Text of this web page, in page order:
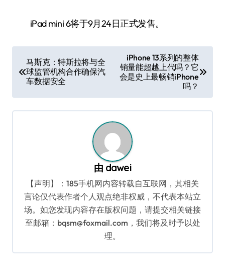
iPad mini 6将于9月24日正式发售。
章
马斯克：特斯拉将与全
球监管机构合作确保汽
车数据安全
iPhone 13系列的整体
销量能超越上代吗？它
会是史上最畅销iPhone
吗？
由 dawei
【声明】：185手机网内容转载自互联网，其相关
言论仅代表作者个人观点绝非权威，不代表本站立
场。如您发现内容存在版权问题，请提交相关链接
至邮箱：bqsm@foxmail.com，我们将及时予以处
理。